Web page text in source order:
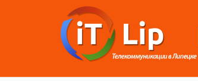
Перейти к основному содержанию